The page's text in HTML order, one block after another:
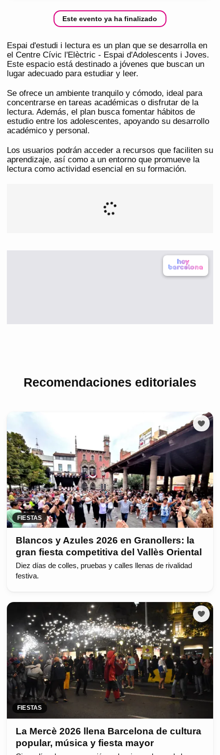
Este evento ya ha finalizado
Espai d'estudi i lectura es un plan que se desarrolla en
el Centre Cívic l'Elèctric - Espai d'Adolescents i Joves.
Este espacio está destinado a jóvenes que buscan un
lugar adecuado para estudiar y leer.
Se ofrece un ambiente tranquilo y cómodo, ideal para
concentrarse en tareas académicas o disfrutar de la
lectura. Además, el plan busca fomentar hábitos de
estudio entre los adolescentes, apoyando su desarrollo
académico y personal.
Los usuarios podrán acceder a recursos que faciliten su
aprendizaje, así como a un entorno que promueve la
lectura como actividad esencial en su formación.
Recomendaciones editoriales
FIESTAS
Blancos y Azules 2026 en Granollers: la
gran fiesta competitiva del Vallès Oriental
Diez días de colles, pruebas y calles llenas de rivalidad
festiva.
FIESTAS
La Mercè 2026 llena Barcelona de cultura
popular, música y fiesta mayor